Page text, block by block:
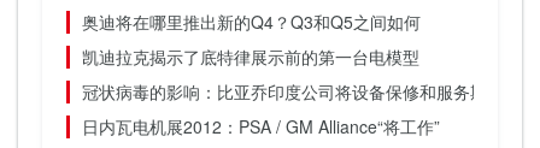
奥迪将在哪里推出新的Q4？Q3和Q5之间如何
凯迪拉克揭示了底特律展示前的第一台电模型
冠状病毒的影响：比亚乔印度公司将设备保修和服务期限延
日内瓦电机展2012：PSA / GM Alliance“将工作”